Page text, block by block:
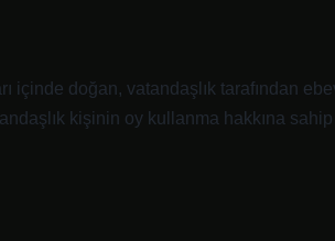
içinde doğan, vatandaşlık tarafından
kişinin oy kullanma hakkına sahip